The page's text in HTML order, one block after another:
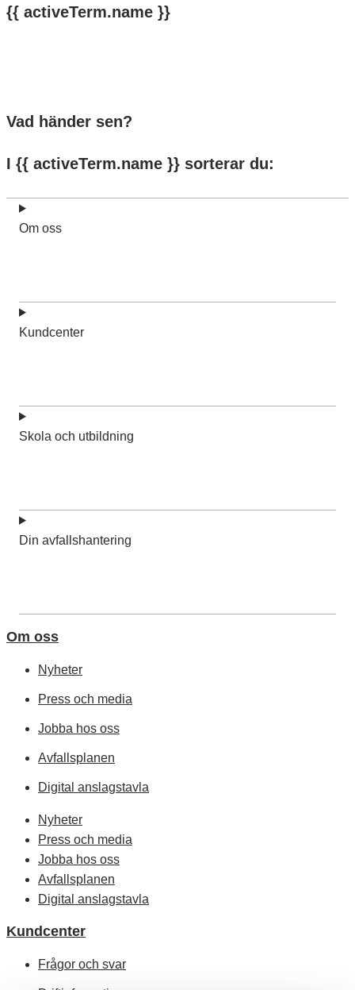
{{ activeTerm.name }}
Vad händer sen?
I {{ activeTerm.name }} sorterar du:
Om oss
Kundcenter
Skola och utbildning
Din avfallshantering
Om oss
Nyheter
Press och media
Jobba hos oss
Avfallsplanen
Digital anslagstavla
Nyheter
Press och media
Jobba hos oss
Avfallsplanen
Digital anslagstavla
Kundcenter
Frågor och svar